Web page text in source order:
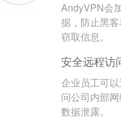
AndyVPN会
据，防止黑
窃取信息。
安全远程访
企业员工可
问公司内部
数据泄露。